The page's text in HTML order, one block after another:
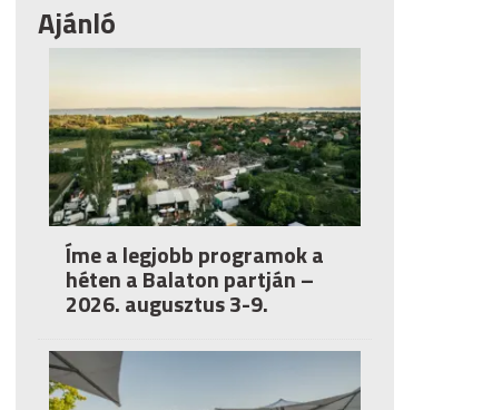
Ajánló
Íme a legjobb programok a
héten a Balaton partján –
2026. augusztus 3-9.